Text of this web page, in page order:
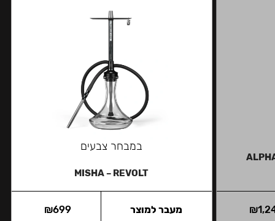
₪
במבחר צבעים
MISHA – REVOLT
₪699 מעבר למוצר